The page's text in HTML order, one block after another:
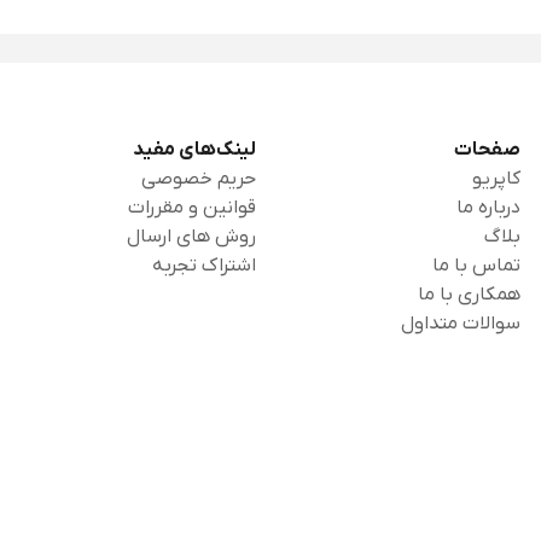
صفحات
کاپریو
درباره ما
بلاگ
تماس با ما
همکاری با ما
سوالات متداول
لینک‌های مفید
حریم خصوصی
قوانین و مقررات
روش های ارسال
اشتراک تجربه